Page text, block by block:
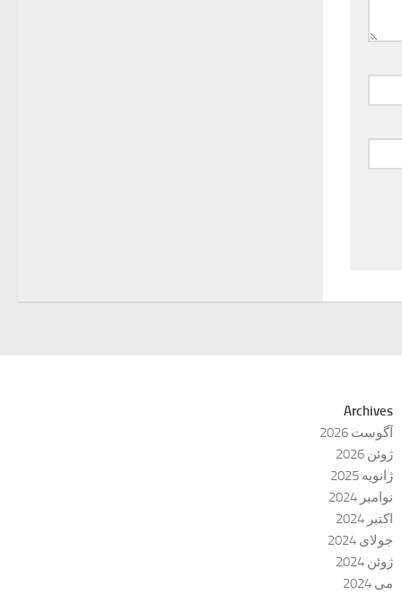
Archives
آگوست 2026
ژوئن 2026
ژانویه 2025
نوامبر 2024
اکتبر 2024
جولای 2024
ژوئن 2024
می 2024